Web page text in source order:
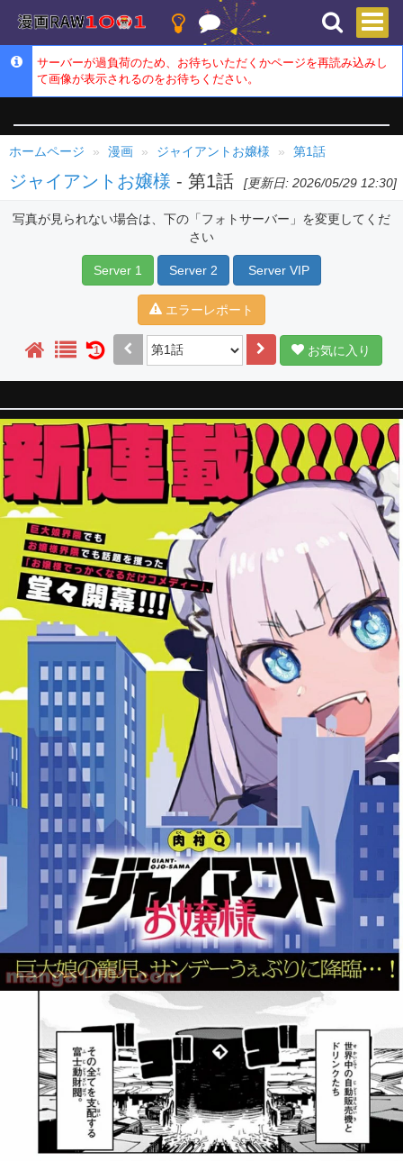
サーバーが過負荷のため、お待ちいただくかページを再読み込みし
て画像が表示されるのをお待ちください。
ホームページ 漫画 ジャイアントお嬢様 第1話
ジャイアントお嬢様 - 第1話 [更新日: 2026/05/29 12:30]
写真が見られない場合は、下の「フォトサーバー」を変更してくだ
さい
Server 1 Server 2 Server VIP
エラーレポート
1 お気に入り